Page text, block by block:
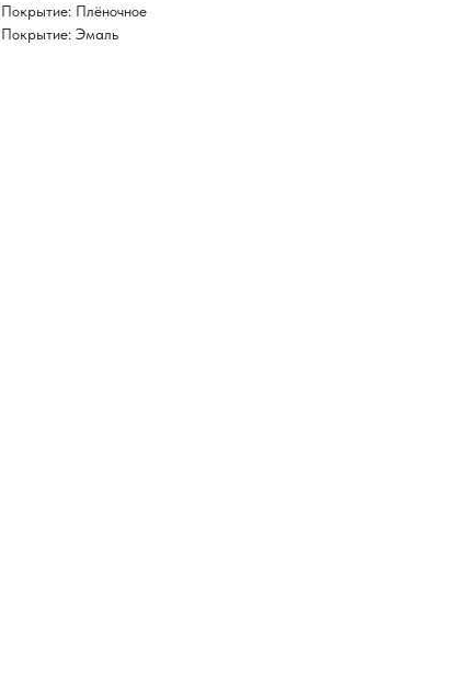
Покрытие: Плёночное
Покрытие: Эмаль